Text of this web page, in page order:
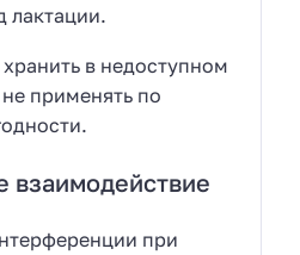
лактации.
в недоступном
применять по
взаимодействие
при